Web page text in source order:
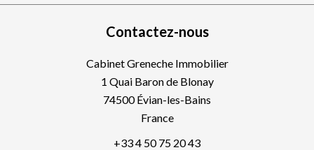
Contactez-nous
Cabinet Greneche Immobilier
1 Quai Baron de Blonay
74500Évian-les-Bains
France
+33 4 50 75 20 43